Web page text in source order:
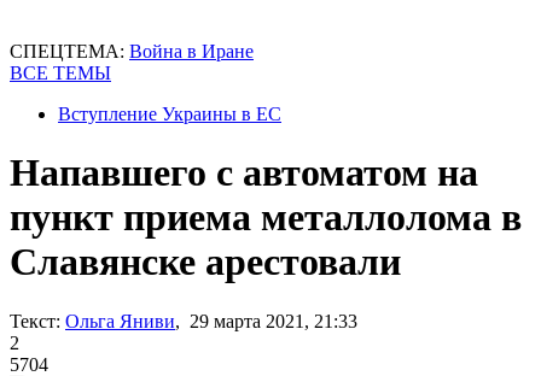
СПЕЦТЕМА: Война в Иране
ВСЕ ТЕМЫ
Вступление Украины в ЕС
Напавшего с автоматом на
пункт приема металлолома в
Славянске арестовали
Текст: Ольга Яниви, 29 марта 2021, 21:33
2
5704